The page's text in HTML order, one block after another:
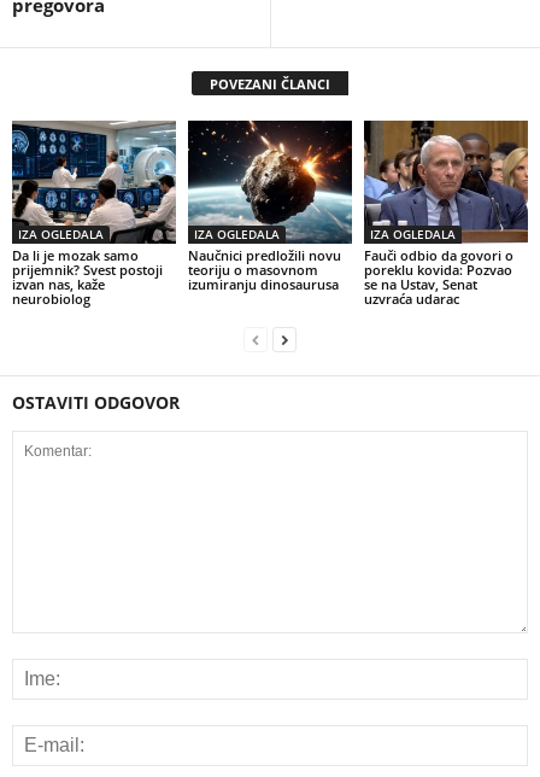
pregovora
POVEZANI ČLANCI
IZA OGLEDALA
Da li je mozak samo
prijemnik? Svest postoji
izvan nas, kaže
neurobiolog
IZA OGLEDALA
Naučnici predložili novu
teoriju o masovnom
izumiranju dinosaurusa
IZA OGLEDALA
Fauči odbio da govori o
poreklu kovida: Pozvao
se na Ustav, Senat
uzvraća udarac
OSTAVITI ODGOVOR